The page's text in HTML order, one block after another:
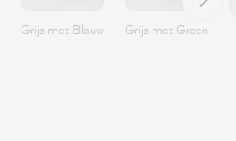
Grijs met Blauw Grijs met Groen